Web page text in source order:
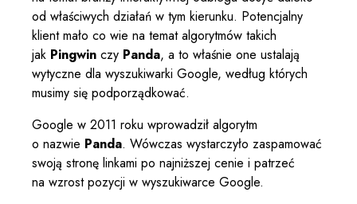
od właściwych działań w tym kierunku. Potencjalny
klient mało co wie na temat algorytmów takich
jak Pingwin czy Panda, a to właśnie one ustalają
wytyczne dla wyszukiwarki Google, według których
musimy się podporządkować.
Google w 2011 roku wprowadził algorytm
o nazwie Panda. Wówczas wystarczyło zaspamować
swoją stronę linkami po najniższej cenie i patrzeć
na wzrost pozycji w wyszukiwarce Google.